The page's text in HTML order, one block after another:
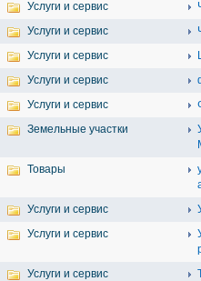
Услуги и сервис
Услуги и сервис
Услуги и сервис
Услуги и сервис
Услуги и сервис
Земельные участки
Товары
Услуги и сервис
Услуги и сервис
Услуги и сервис